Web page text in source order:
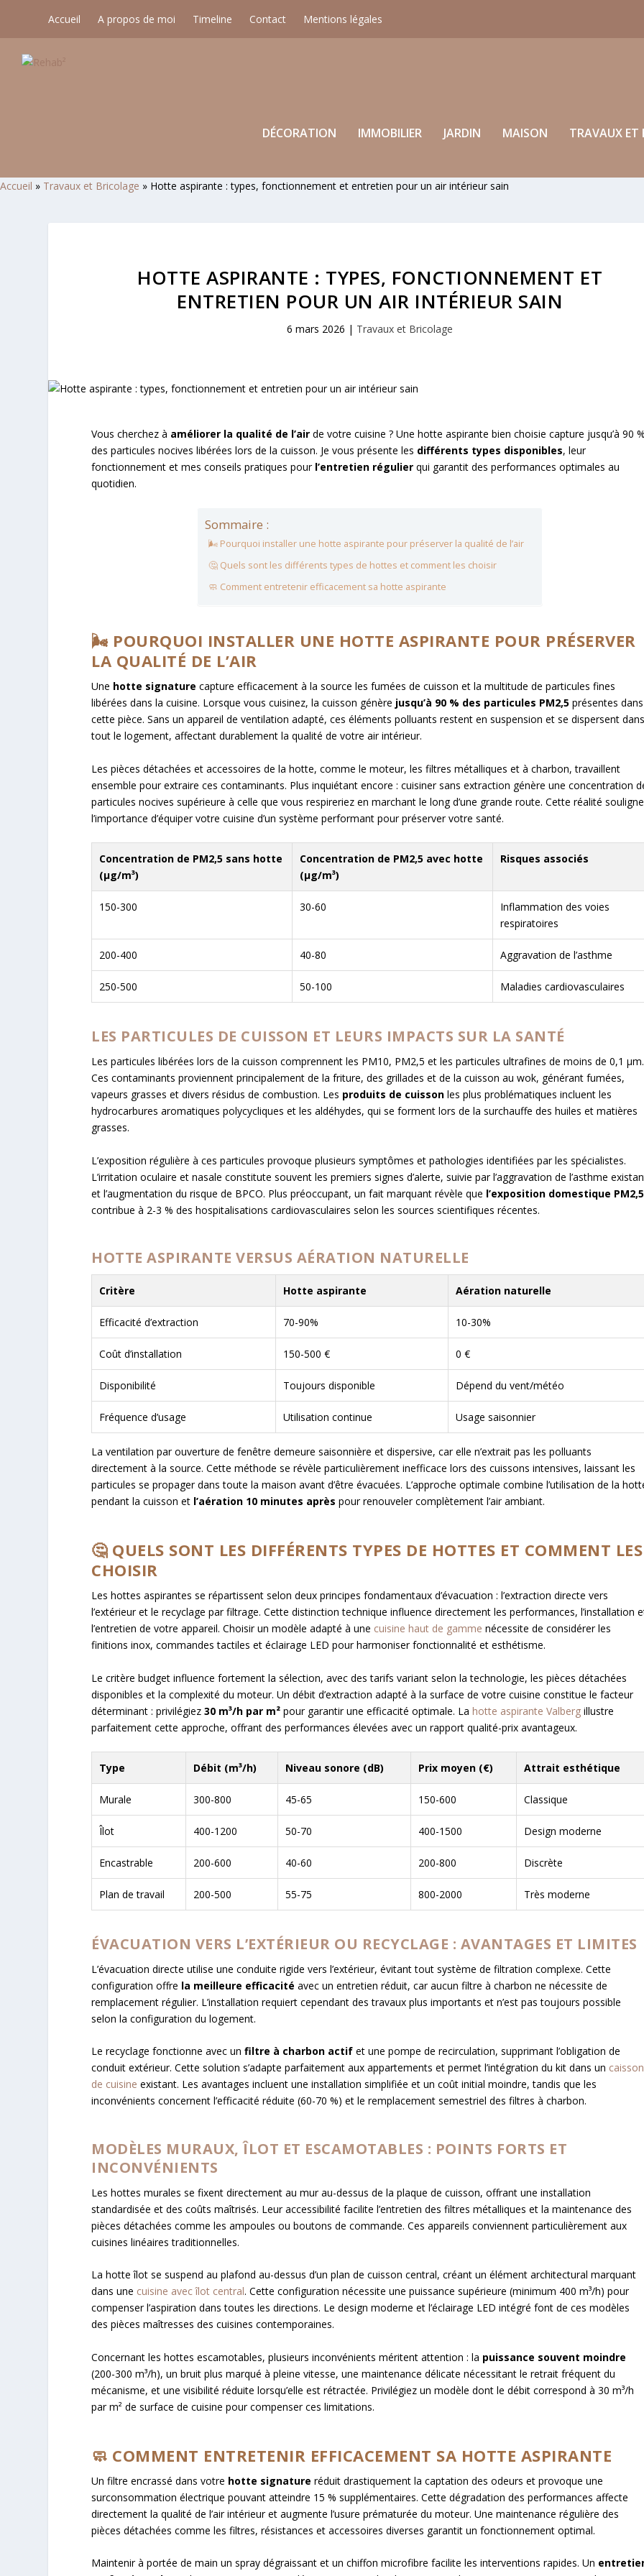
Accueil A propos de moi Timeline Contact Mentions légales
DÉCORATION IMMOBILIER JARDIN MAISON TRAVAUX ET
Accueil » Travaux et Bricolage » Hotte aspirante : types, fonctionnement et entretien pour un air intérieur sain
HOTTE ASPIRANTE : TYPES, FONCTIONNEMENT ET
ENTRETIEN POUR UN AIR INTÉRIEUR SAIN
6 mars 2026 | Travaux et Bricolage
Vous cherchez à améliorer la qualité de l’air de votre cuisine ? Une hotte aspirante bien choisie capture jusqu’à 90
des particules nocives libérées lors de la cuisson. Je vous présente les différents types disponibles, leur
fonctionnement et mes conseils pratiques pour l’entretien régulier qui garantit des performances optimales au
quotidien.
Sommaire :
🌬️ Pourquoi installer une hotte aspirante pour préserver la qualité de l’air
🤔 Quels sont les différents types de hottes et comment les choisir
🧼 Comment entretenir efficacement sa hotte aspirante
🌬️ POURQUOI INSTALLER UNE HOTTE ASPIRANTE POUR PRÉSERVER
LA QUALITÉ DE L’AIR
Une hotte signature capture efficacement à la source les fumées de cuisson et la multitude de particules fines
libérées dans la cuisine. Lorsque vous cuisinez, la cuisson génère jusqu’à 90 % des particules PM2,5 présentes dans
cette pièce. Sans un appareil de ventilation adapté, ces éléments polluants restent en suspension et se dispersent
tout le logement, affectant durablement la qualité de votre air intérieur.
Les pièces détachées et accessoires de la hotte, comme le moteur, les filtres métalliques et à charbon, travaillent
ensemble pour extraire ces contaminants. Plus inquiétant encore : cuisiner sans extraction génère une concentration
particules nocives supérieure à celle que vous respireriez en marchant le long d’une grande route. Cette réalité souligne
l’importance d’équiper votre cuisine d’un système performant pour préserver votre santé.
Concentration de PM2,5 sans hotte
(µg/m³)
Concentration de PM2,5 avec hotte
(µg/m³)
Risques associés
150-300 30-60
Inflammation des voies
respiratoires
200-400 40-80 Aggravation de l’asthme
250-500 50-100 Maladies cardiovasculaires
LES PARTICULES DE CUISSON ET LEURS IMPACTS SUR LA SANTÉ
Les particules libérées lors de la cuisson comprennent les PM10, PM2,5 et les particules ultrafines de moins de 0,1 µm.
Ces contaminants proviennent principalement de la friture, des grillades et de la cuisson au wok, générant fumées,
vapeurs grasses et divers résidus de combustion. Les produits de cuisson les plus problématiques incluent les
hydrocarbures aromatiques polycycliques et les aldéhydes, qui se forment lors de la surchauffe des huiles et matières
grasses.
L’exposition régulière à ces particules provoque plusieurs symptômes et pathologies identifiées par les spécialistes.
L’irritation oculaire et nasale constitute souvent les premiers signes d’alerte, suivie par l’aggravation de l’asthme
et l’augmentation du risque de BPCO. Plus préoccupant, un fait marquant révèle que l’exposition domestique PM2,5
contribue à 2-3 % des hospitalisations cardiovasculaires selon les sources scientifiques récentes.
HOTTE ASPIRANTE VERSUS AÉRATION NATURELLE
Critère Hotte aspirante Aération naturelle
Efficacité d’extraction 70-90% 10-30%
Coût d’installation 150-500 € 0 €
Disponibilité Toujours disponible Dépend du vent/météo
Fréquence d’usage Utilisation continue Usage saisonnier
La ventilation par ouverture de fenêtre demeure saisonnière et dispersive, car elle n’extrait pas les polluants
directement à la source. Cette méthode se révèle particulièrement inefficace lors des cuissons intensives, laissant les
particules se propager dans toute la maison avant d’être évacuées. L’approche optimale combine l’utilisation de la
pendant la cuisson et l’aération 10 minutes après pour renouveler complètement l’air ambiant.
🤔 QUELS SONT LES DIFFÉRENTS TYPES DE HOTTES ET COMMENT LES
CHOISIR
Les hottes aspirantes se répartissent selon deux principes fondamentaux d’évacuation : l’extraction directe vers
l’extérieur et le recyclage par filtrage. Cette distinction technique influence directement les performances, l’installation
l’entretien de votre appareil. Choisir un modèle adapté à une cuisine haut de gamme nécessite de considérer les
finitions inox, commandes tactiles et éclairage LED pour harmoniser fonctionnalité et esthétisme.
Le critère budget influence fortement la sélection, avec des tarifs variant selon la technologie, les pièces détachées
disponibles et la complexité du moteur. Un débit d’extraction adapté à la surface de votre cuisine constitue le facteur
déterminant : privilégiez30 m³/h par m² pour garantir une efficacité optimale. Lahotte aspirante Valberg illustre
parfaitement cette approche, offrant des performances élevées avec un rapport qualité-prix avantageux.
Type Débit (m³/h) Niveau sonore (dB) Prix moyen (€) Attrait esthétique
Murale 300-800 45-65 150-600 Classique
Îlot 400-1200 50-70 400-1500 Design moderne
Encastrable 200-600 40-60 200-800 Discrète
Plan de travail 200-500 55-75 800-2000 Très moderne
ÉVACUATION VERS L’EXTÉRIEUR OU RECYCLAGE : AVANTAGES ET LIMITES
L’évacuation directe utilise une conduite rigide vers l’extérieur, évitant tout système de filtration complexe. Cette
configuration offre la meilleure efficacité avec un entretien réduit, car aucun filtre à charbon ne nécessite de
remplacement régulier. L’installation requiert cependant des travaux plus importants et n’est pas toujours possible
selon la configuration du logement.
Le recyclage fonctionne avec unfiltre à charbon actif et une pompe de recirculation, supprimant l’obligation de
conduit extérieur. Cette solution s’adapte parfaitement aux appartements et permet l’intégration du kit dans un caisson
de cuisine existant. Les avantages incluent une installation simplifiée et un coût initial moindre, tandis que les
inconvénients concernent l’efficacité réduite (60-70 %) et le remplacement semestriel des filtres à charbon.
MODÈLES MURAUX, ÎLOT ET ESCAMOTABLES : POINTS FORTS ET
INCONVÉNIENTS
Les hottes murales se fixent directement au mur au-dessus de la plaque de cuisson, offrant une installation
standardisée et des coûts maîtrisés. Leur accessibilité facilite l’entretien des filtres métalliques et la maintenance des
pièces détachées comme les ampoules ou boutons de commande. Ces appareils conviennent particulièrement aux
cuisines linéaires traditionnelles.
La hotte îlot se suspend au plafond au-dessus d’un plan de cuisson central, créant un élément architectural marquant
dans une cuisine avec îlot central. Cette configuration nécessite une puissance supérieure (minimum 400 m³/h) pour
compenser l’aspiration dans toutes les directions. Le design moderne et l’éclairage LED intégré font de ces modèles
des pièces maîtresses des cuisines contemporaines.
Concernant les hottes escamotables, plusieurs inconvénients méritent attention : la puissance souvent moindre
(200-300 m³/h), un bruit plus marqué à pleine vitesse, une maintenance délicate nécessitant le retrait fréquent du
mécanisme, et une visibilité réduite lorsqu’elle est rétractée. Privilégiez un modèle dont le débit correspond à 30 m³/h
par m² de surface de cuisine pour compenser ces limitations.
🧼 COMMENT ENTRETENIR EFFICACEMENT SA HOTTE ASPIRANTE
Un filtre encrassé dans votre hotte signature réduit drastiquement la captation des odeurs et provoque une
surconsommation électrique pouvant atteindre 15 % supplémentaires. Cette dégradation des performances affecte
directement la qualité de l’air intérieur et augmente l’usure prématurée du moteur. Une maintenance régulière des
pièces détachées comme les filtres, résistances et accessoires diverses garantit un fonctionnement optimal.
Maintenir à portée de main un spray dégraissant et un chiffon microfibre facilite les interventions rapides. Un